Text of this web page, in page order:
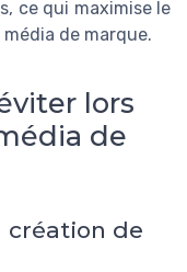
ce qui maximise le
de marque.
lors
de
création de